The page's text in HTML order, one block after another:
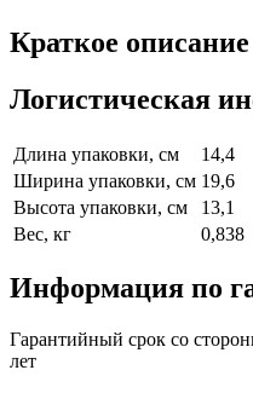
Краткое описание
Логистическая
Длина упаковки, см
14,4
Ширина упаковки, см 19,6
Высота упаковки, см
13,1
Вес, кг
0,838
Информация по
Гарантийный срок со
лет